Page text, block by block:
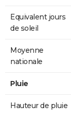
Equivalent jours
de soleil
Moyenne
nationale
Pluie
Hauteur de pluie